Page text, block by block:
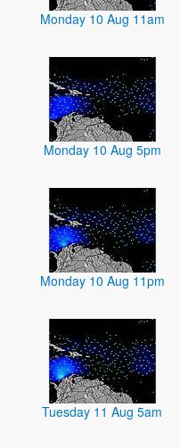
Monday 10 Aug 11am
Monday 10 Aug 5pm
Monday 10 Aug 11pm
Tuesday 11 Aug 5am